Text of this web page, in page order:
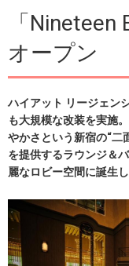
「Nineteen
オープン
ハイアット リージェン
も大規模な改装を実施
やかさという新宿の“二
を提供するラウンジ＆
麗なロビー空間に誕生し